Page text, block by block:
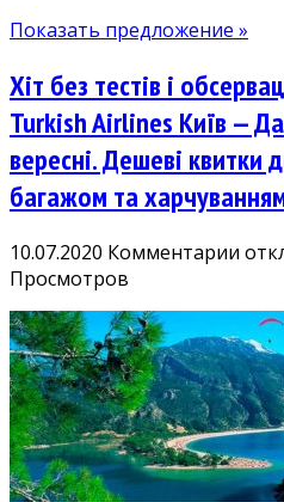
Показать предложение »
Хіт без тестів і
Turkish Airlines Київ —
вересні. Дешеві квитки
багажом та
10.07.2020 Комментарии к
без
і
Просмотров